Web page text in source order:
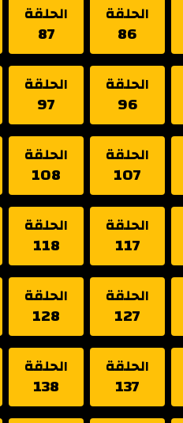
الحلقة
86
الحلقة
87
الحلقة
96
الحلقة
97
الحلقة
107
الحلقة
108
الحلقة
117
الحلقة
118
الحلقة
127
الحلقة
128
الحلقة
137
الحلقة
138